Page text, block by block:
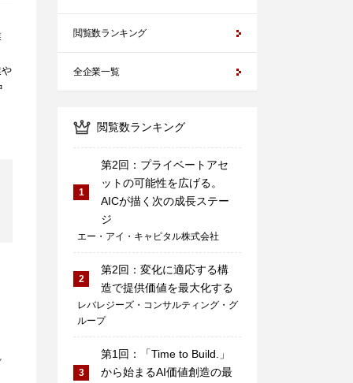
閲覧数ランキング
全企業一覧
閲覧数ランキング
1
第2回：プライベートアセ
ットの可能性を広げる。
AICが描く次の成長ステー
ジ
エー・アイ・キャピタル株式会社
2
第2回：変化に適応する構
造で提供価値を最大化する
レバレジーズ・コンサルティング・グ
ループ
3
第1回：「Time to Build.」
から始まるAI価値創造の最